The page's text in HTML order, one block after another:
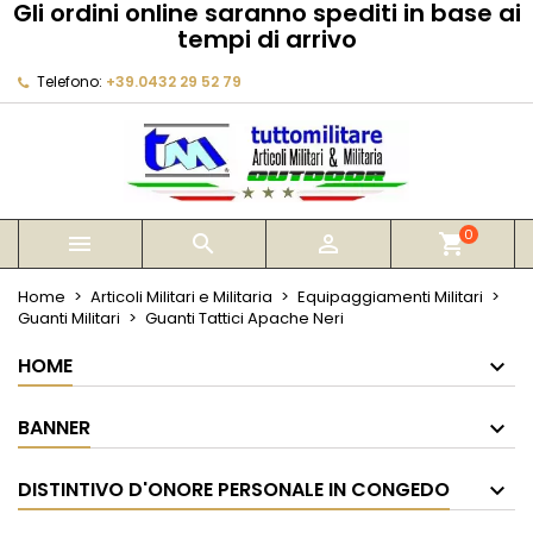
Gli ordini online saranno spediti in base ai
tempi di arrivo
Telefono: +39.0432 29 52 79
   shopping_cart0
Home Articoli Militari e Militaria
Equipaggiamenti Militari
Guanti Militari
Guanti Tattici Apache Neri
HOME
BANNER
DISTINTIVO D'ONORE PERSONALE IN CONGEDO
My wishlists
add_circle_outline Create new list
Crea lista dei desideri
Annulla Crea lista dei desideri
Devi avere effettuato l'accesso per salvare dei
prodotti nella tua lista dei desideri.
Annulla